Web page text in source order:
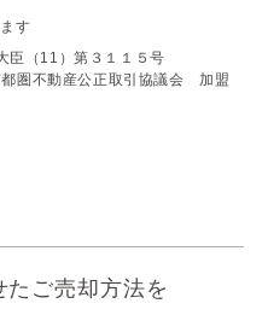
す
臣（11）第３１１５号
圏不動産公正取引協議会 加盟
たご売却方法を